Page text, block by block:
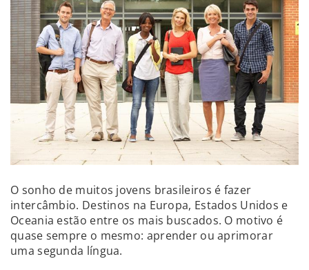
O sonho de muitos jovens brasileiros é fazer
intercâmbio. Destinos na Europa, Estados Unidos e
Oceania estão entre os mais buscados. O motivo é
quase sempre o mesmo: aprender ou aprimorar
uma segunda língua.